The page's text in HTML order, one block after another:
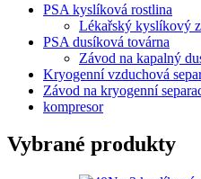
PSA kyslíková rostlina
Lékařský kyslíkový
PSA dusíková továrna
Závod na kapalný
Kryogenní vzduchová
Závod na kryogenní
kompresor
Vybrané produkty